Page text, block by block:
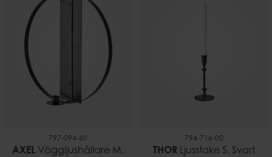
797-094-60
AXEL Väggljushållare M,
794-716-00
THOR Ljusstake S, Svart